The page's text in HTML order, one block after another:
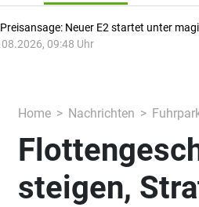
Neuer E2 startet unter
09:48 Uhr
Home Nachrichten
steigen,